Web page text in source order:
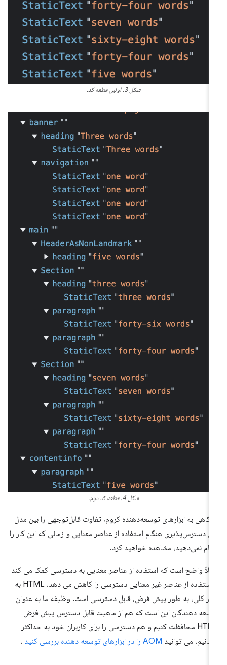
شکل 3. اولین قطعه کد.
شکل 4. قطعه کد دوم.
نگاهی به ابزارهای توسعه‌دهنده کروم، تفاوت قابل‌توجهی را بین مدل
دسترس‌پذیری هنگام استفاده از عناصر معنایی و زمانی که این کار را
نمی‌دهید، مشاهده خواهید کرد.
واضح است که استفاده از عناصر معنایی به دسترسی کمک می کند
و استفاده از عناصر غیر معنایی دسترسی را کاهش می دهد. HTML به
کلی، به طور پیش فرض، قابل دسترسی است. وظیفه ما به عنوان
دهندگان این است که هم از ماهیت قابل دسترس پیش فرض
HTML محافظت کنیم و هم دسترسی را برای کاربران خود به حداکثر
می توانیدAOM را در ابزارهای توسعه دهنده بررسی کنید .